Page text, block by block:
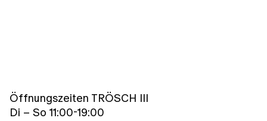
Öffnungszeiten TRÖSCH III
Di – So 11:00-19:00